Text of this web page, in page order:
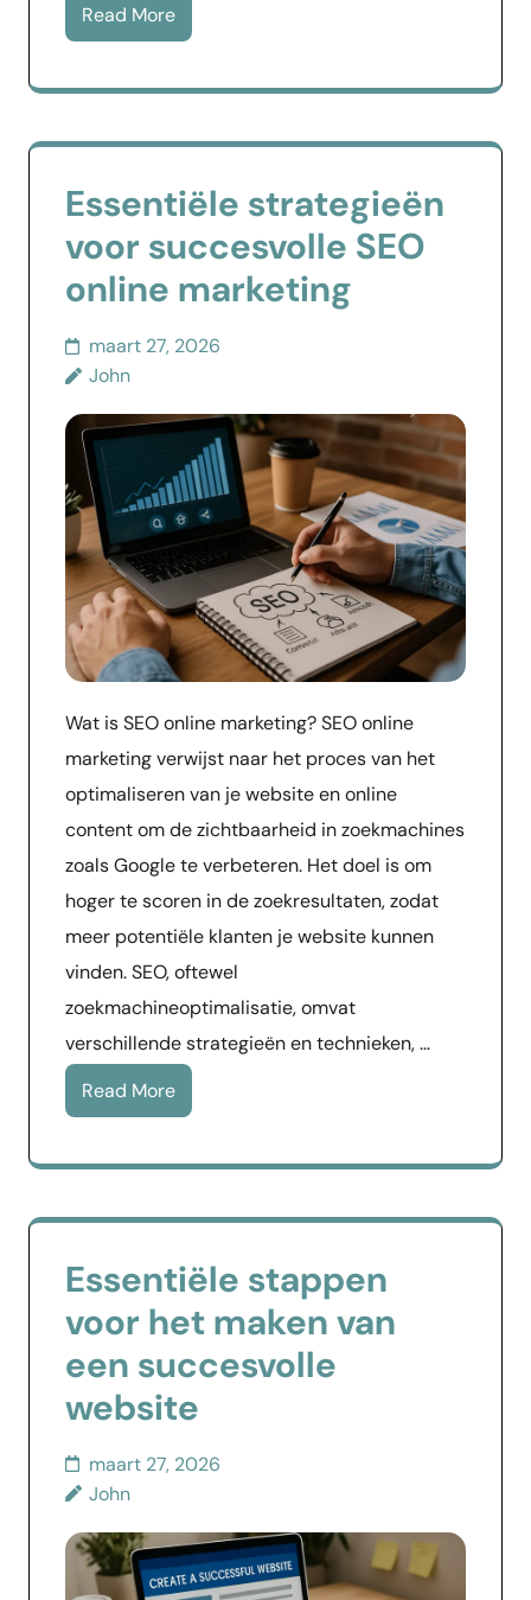
Read More
Essentiële strategieën
voor succesvolle SEO
online marketing
maart 27, 2026
John
Wat is SEO online marketing? SEO online
marketing verwijst naar het proces van het
optimaliseren van je website en online
content om de zichtbaarheid in zoekmachines
zoals Google te verbeteren. Het doel is om
hoger te scoren in de zoekresultaten, zodat
meer potentiële klanten je website kunnen
vinden. SEO, oftewel
zoekmachineoptimalisatie, omvat
verschillende strategieën en technieken, …
Read More
Essentiële stappen
voor het maken van
een succesvolle
website
maart 27, 2026
John